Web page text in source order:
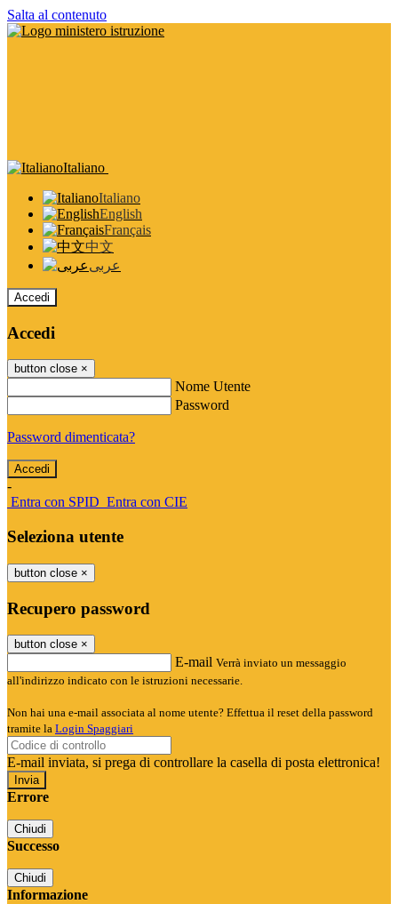
Salta al contenuto
Italiano
Italiano
English
Français
中文
عربى
Accedi
Accedi
button close ×
Nome Utente
Password
Password dimenticata?
-
Entra con SPID Entra con CIE
Seleziona utente
button close ×
Recupero password
button close ×
E-mail Verrà inviato un messaggio
all'indirizzo indicato con le istruzioni necessarie.
Non hai una e-mail associata al nome utente? Effettua il reset della password
tramite la Login Spaggiari
E-mail inviata, si prega di controllare la casella di posta elettronica!
Errore
Chiudi
Successo
Chiudi
Informazione